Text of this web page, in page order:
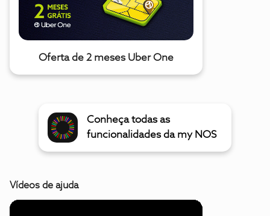
Oferta de 2 meses Uber One
Conheça todas as
funcionalidades da my NOS
Vídeos de ajuda